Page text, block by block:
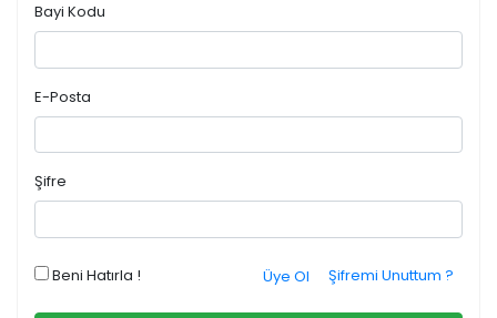
Bayi Kodu
E-Posta
Şifre
Beni Hatırla ! Şifremi Unuttum ?
Üye Ol